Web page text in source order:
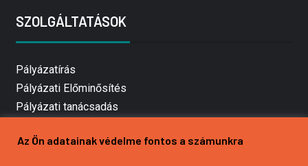
SZOLGÁLTATÁSOK
Pályázatírás
Pályázati Előminősítés
Pályázati tanácsadás
Mezőgazdasági pályázatírás
Az Ön adatainak védelme fontos a számunkra